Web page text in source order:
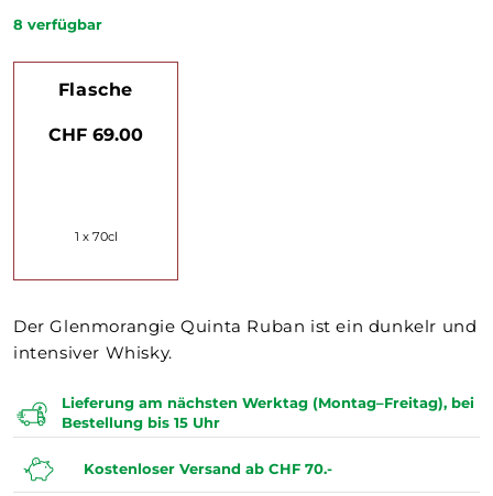
8 verfügbar
Flasche
CHF 69.00
1 x 70cl
Der Glenmorangie Quinta Ruban ist ein dunkelr und
intensiver Whisky.
Lieferung am nächsten Werktag (Montag–Freitag), bei
Bestellung bis 15 Uhr
Kostenloser Versand ab CHF 70.-